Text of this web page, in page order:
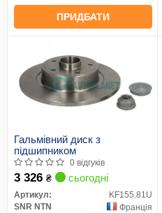
ПРИДБАТИ
Гальмівний диск з
підшипником
0 відгуків
3 326 ₴ сьогодні
Артикул:
KF155.81U
SNR NTN
Франція